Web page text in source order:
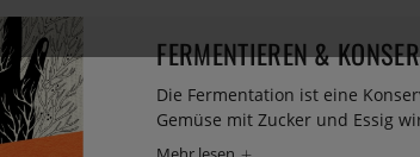
FERMENTIEREN &
Die Fermentation ist eine
Gemüse mit Zucker und Essig
zu machen – und die